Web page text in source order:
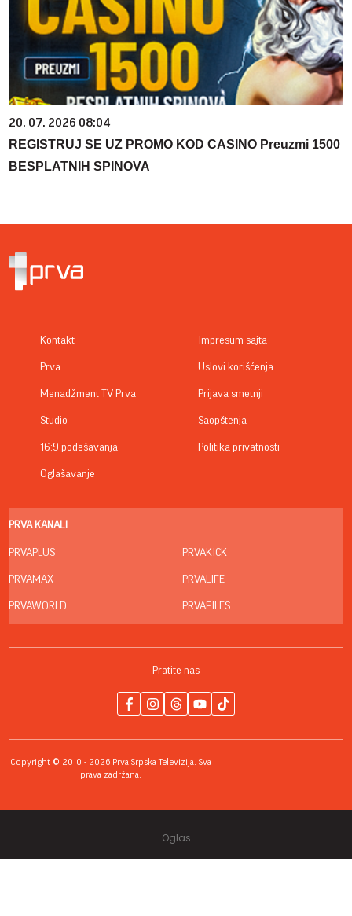
20. 07. 2026 08:04
REGISTRUJ SE UZ PROMO KOD CASINO Preuzmi 1500
BESPLATNIH SPINOVA
Kontakt
Prva
Menadžment TV Prva
Studio
16:9 podešavanja
Oglašavanje
Impresum sajta
Uslovi korišćenja
Prijava smetnji
Saopštenja
Politika privatnosti
PRVA KANALI
PRVAPLUS
PRVAMAX
PRVAWORLD
PRVAKICK
PRVALIFE
PRVAFILES
Pratite nas
Copyright © 2010 - 2026 Prva Srpska Televizija. Sva
prava zadržana.